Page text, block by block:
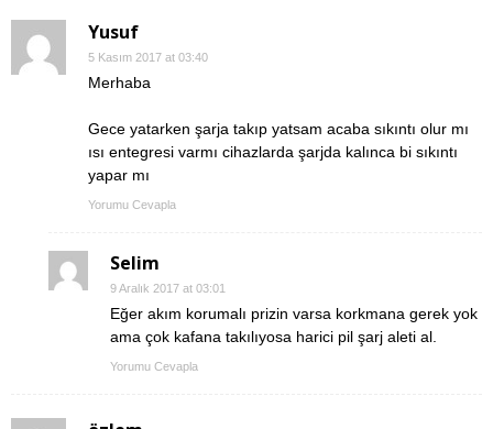
Yusuf
5 Kasım 2017 at 03:40
Merhaba
Gece yatarken şarja takıp yatsam acaba sıkıntı olur mı
ısı entegresi varmı cihazlarda şarjda kalınca bi sıkıntı
yapar mı
Yorumu Cevapla
Selim
9 Aralık 2017 at 03:01
Eğer akım korumalı prizin varsa korkmana gerek yok
ama çok kafana takılıyosa harici pil şarj aleti al.
Yorumu Cevapla